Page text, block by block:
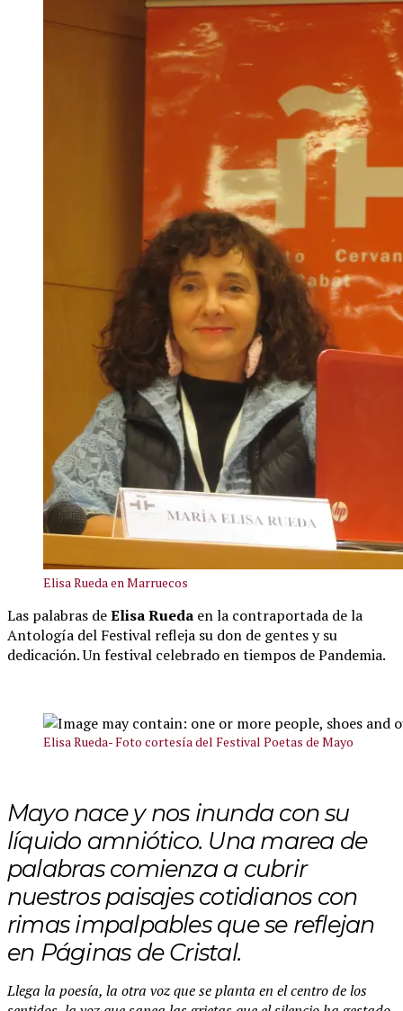
Elisa Rueda en Marruecos
Las palabras deElisa Rueda en la contraportada de la
Antología del Festival refleja su don de gentes y su
dedicación. Un festival celebrado en tiempos de Pandemia.
Elisa Rueda- Foto cortesía del Festival Poetas de Mayo
Mayo nace y nos inunda con su
líquido amniótico. Una marea de
palabras comienza a cubrir
nuestros paisajes cotidianos con
rimas impalpables que se reflejan
en Páginas de Cristal.
Llega la poesía, la otra voz que se planta en el centro de los